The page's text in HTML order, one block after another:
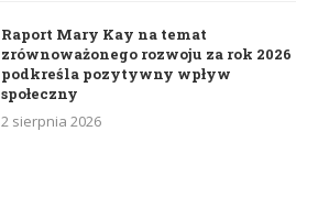
Raport Mary Kay na temat
zrównoważonego rozwoju za rok 2026
podkreśla pozytywny wpływ
społeczny
2 sierpnia 2026